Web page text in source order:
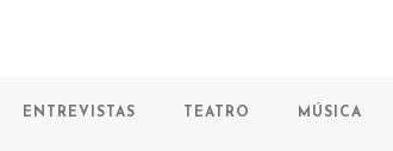
ENTREVISTAS TEATRO MÚSICA